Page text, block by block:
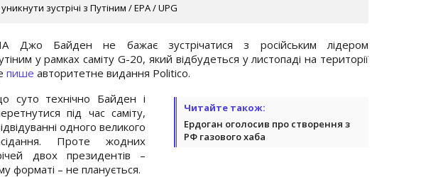
зустрічі з Путіним / EPA / UPG
Джо Байден не бажає зустрічатися з російським лідером
у рамках саміту G-20, який відбудеться у листопаді на території
пише авторитетне видання Politico.
Читайте також:
Ердоган оголосив про створення з
РФ газового хаба
суто технічно Байден і
під час саміту,
одного великого
Проте жодних
двох президентів –
форматі – не планується.